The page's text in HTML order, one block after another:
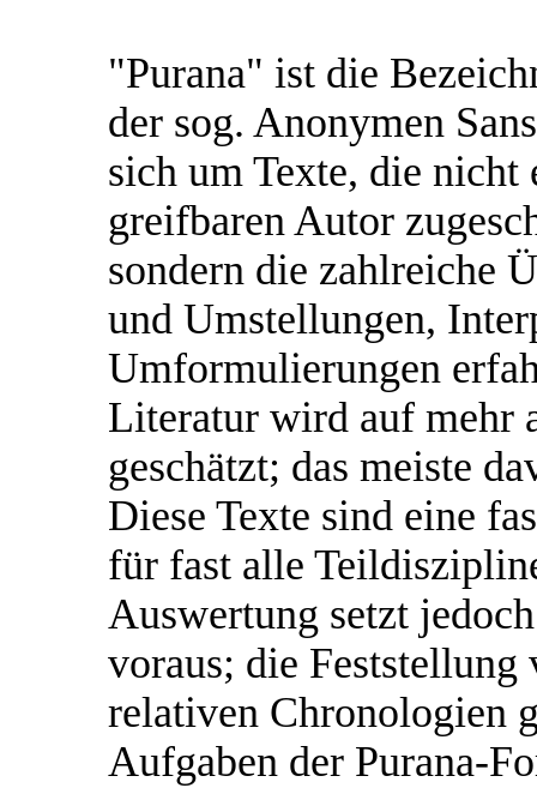
"Purana" ist die
der sog. Anonymen
sich um Texte, die
greifbaren Autor
sondern die zahlreiche
und Umstellungen,
Umformulierungen
Literatur wird auf mehr
geschätzt; das meiste
Diese Texte sind eine
für fast alle
Auswertung setzt
voraus; die
relativen Chronologien
Aufgaben der Purana-